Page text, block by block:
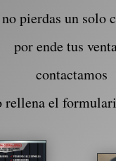
pierdas un solo
por ende tus
contactamos
el